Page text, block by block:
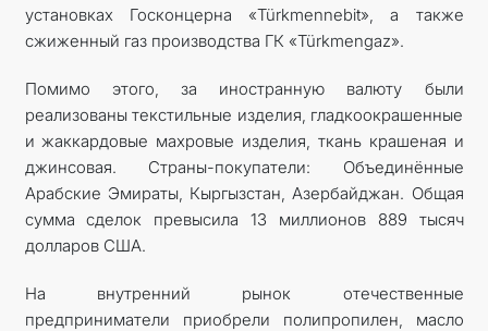
установках Госконцерна «Türkmennebit», а также
сжиженный газ производства ГК «Türkmengaz».
Помимо этого, за иностранную валюту были
реализованы текстильные изделия, гладкоокрашенные
и жаккардовые махровые изделия, ткань крашеная и
джинсовая. Страны-покупатели: Объединённые
Арабские Эмираты, Кыргызстан, Азербайджан. Общая
сумма сделок превысила 13 миллионов 889 тысяч
долларов США.
На внутренний рынок отечественные
предприниматели приобрели полипропилен, масло